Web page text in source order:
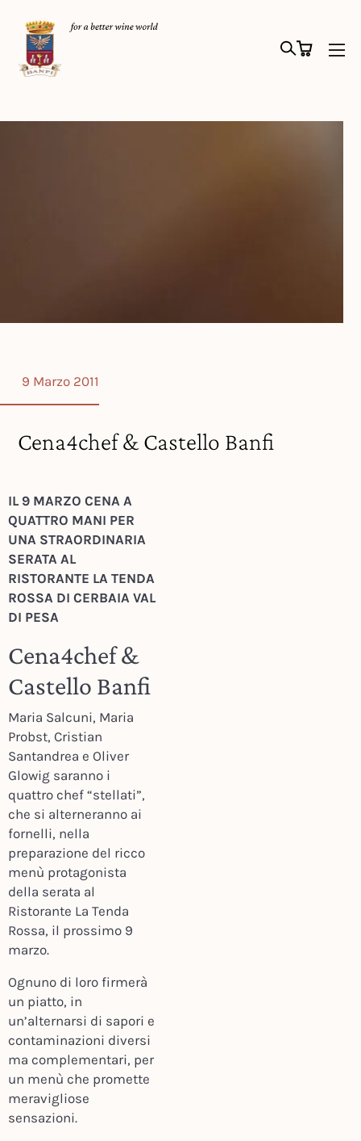
9 Marzo 2011
Cena4chef & Castello Banfi
IL 9 MARZO CENA A
QUATTRO MANI PER
UNA STRAORDINARIA
SERATA AL
RISTORANTE LA TENDA
ROSSA DI CERBAIA VAL
DI PESA
Cena4chef &
Castello Banfi
Maria Salcuni, Maria
Probst, Cristian
Santandrea e Oliver
Glowig saranno i
quattro chef “stellati”,
che si alterneranno ai
fornelli, nella
preparazione del ricco
menù protagonista
della serata al
Ristorante La Tenda
Rossa, il prossimo 9
marzo.
Ognuno di loro firmerà
un piatto, in
un’alternarsi di sapori e
contaminazioni diversi
ma complementari, per
un menù che promette
meravigliose
sensazioni.